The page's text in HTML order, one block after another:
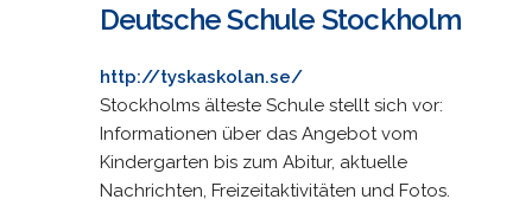
Deutsche Schule Stockholm
http://tyskaskolan.se/
Stockholms älteste Schule stellt sich vor:
Informationen über das Angebot vom
Kindergarten bis zum Abitur, aktuelle
Nachrichten, Freizeitaktivitäten und Fotos.